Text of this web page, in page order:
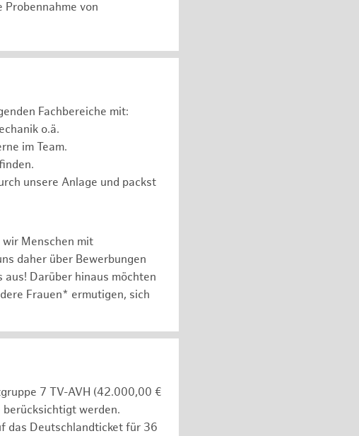
von
Fachbereiche mit:
o.ä.
im Team.
unsere Anlage und packst
Menschen mit
daher über Bewerbungen
Darüber hinaus möchten
Frauen* ermutigen, sich
7 TV-AVH (42.000,00 €
werden.
das Deutschlandticket für 36